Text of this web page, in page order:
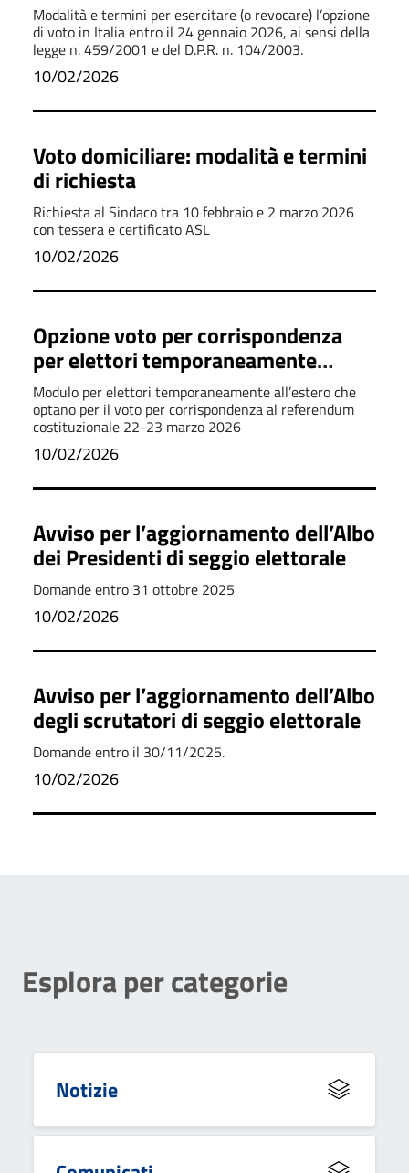
Modalità e termini per esercitare (o revocare) l’opzione
di voto in Italia entro il 24 gennaio 2026, ai sensi della
legge n. 459/2001 e del D.P.R. n. 104/2003.
10/02/2026
Voto domiciliare: modalità e termini
di richiesta
Richiesta al Sindaco tra 10 febbraio e 2 marzo 2026
con tessera e certificato ASL
10/02/2026
Opzione voto per corrispondenza
per elettori temporaneamente
all'estero - Referendum
costituzionale 22-23 marzo 2026
Modulo per elettori temporaneamente all’estero che
optano per il voto per corrispondenza al referendum
costituzionale 22-23 marzo 2026
10/02/2026
Avviso per l’aggiornamento dell’Albo
dei Presidenti di seggio elettorale
Domande entro 31 ottobre 2025
10/02/2026
Avviso per l’aggiornamento dell’Albo
degli scrutatori di seggio elettorale
Domande entro il 30/11/2025.
10/02/2026
Esplora per categorie
Notizie